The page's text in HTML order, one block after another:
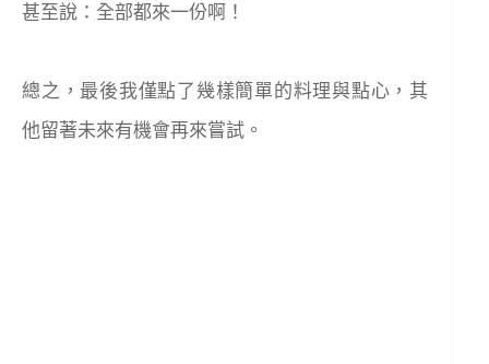
甚至說：全部都來一份啊！
總之，最後我僅點了幾樣簡單的料理與點心，其
他留著未來有機會再來嘗試。